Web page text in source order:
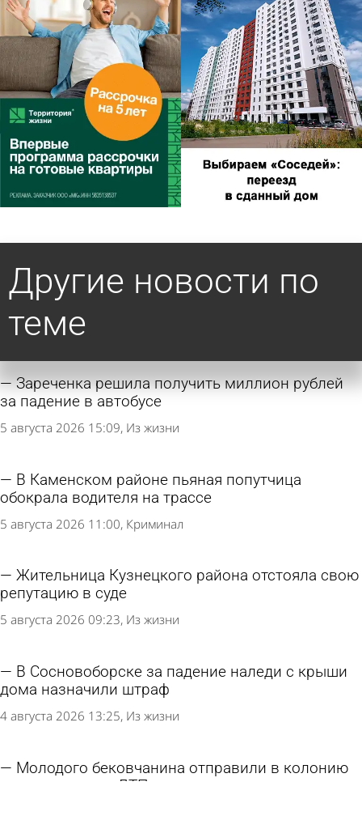
Другие новости по
теме
Зареченка решила получить миллион рублей
за падение в автобусе
5 августа 2026 15:09 Из жизни
В Каменском районе пьяная попутчица
обокрала водителя на трассе
5 августа 2026 11:00 Криминал
Жительница Кузнецкого района отстояла свою
репутацию в суде
5 августа 2026 09:23 Из жизни
В Сосновоборске за падение наледи с крыши
дома назначили штраф
4 августа 2026 13:25 Из жизни
Молодого бековчанина отправили в колонию
за смертельное ДТП